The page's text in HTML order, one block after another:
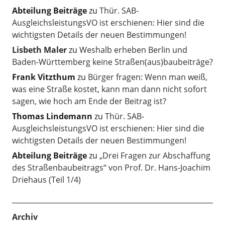
Abteilung Beiträgezu Thür. SAB-
AusgleichsleistungsVO ist erschienen: Hier sind die
wichtigsten Details der neuen Bestimmungen!
Lisbeth Malerzu Weshalb erheben Berlin und
Baden-Württemberg keine Straßen(aus)baubeiträge?
Frank Vitzthum zu Bürger fragen: Wenn man weiß,
was eine Straße kostet, kann man dann nicht sofort
sagen, wie hoch am Ende der Beitrag ist?
Thomas Lindemann zu Thür. SAB-
AusgleichsleistungsVO ist erschienen: Hier sind die
wichtigsten Details der neuen Bestimmungen!
Abteilung Beiträgezu „Drei Fragen zur Abschaffung
des Straßenbaubeitrags“ von Prof. Dr. Hans-Joachim
Driehaus (Teil 1/4)
Archiv